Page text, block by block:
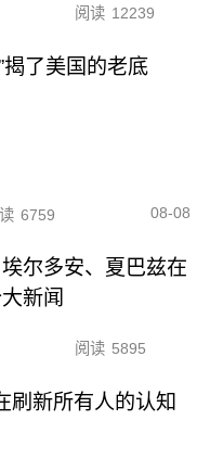
阅读 12239
揭了美国的老底
6759 08-08
尔多安、夏巴兹在
新闻
阅读 5895
刷新所有人的认知